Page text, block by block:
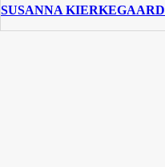
SUSANNA KIERKEGAARD